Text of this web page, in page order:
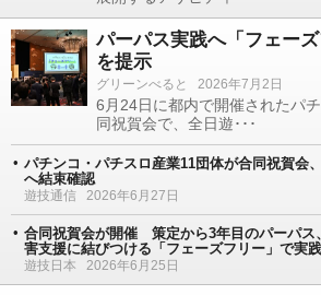
パーパス実践へ「フェー
を提示
グリーンべると 2026年7月2日
6月24日に都内で開催されたパ
同祝賀会で、全日遊･･･
パチンコ・パチスロ産業11団体が合同祝賀会
へ結束確認
遊技通信 2026年6月27日
合同祝賀会が開催 策定から3年目のパーパス
害支援に結びつける「フェーズフリー」で実
遊技日本 2026年6月25日